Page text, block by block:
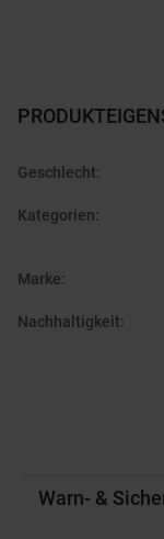
Geschlecht:
Kategorien:
Marke:
Nachhaltigkeit:
Warn- &